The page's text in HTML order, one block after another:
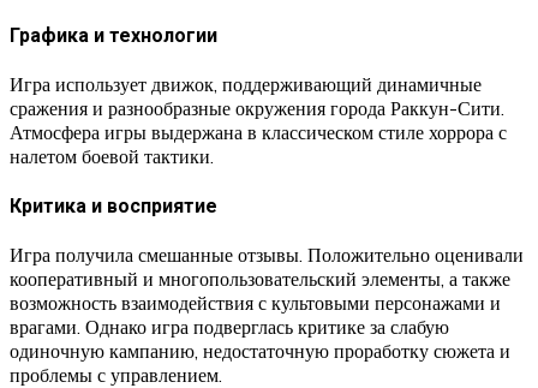
Графика и технологии
Игра использует движок, поддерживающий динамичные
сражения и разнообразные окружения города Раккун-Сити.
Атмосфера игры выдержана в классическом стиле хоррора с
налетом боевой тактики.
Критика и восприятие
Игра получила смешанные отзывы. Положительно оценивали
кооперативный и многопользовательский элементы, а также
возможность взаимодействия с культовыми персонажами и
врагами. Однако игра подверглась критике за слабую
одиночную кампанию, недостаточную проработку сюжета и
проблемы с управлением.